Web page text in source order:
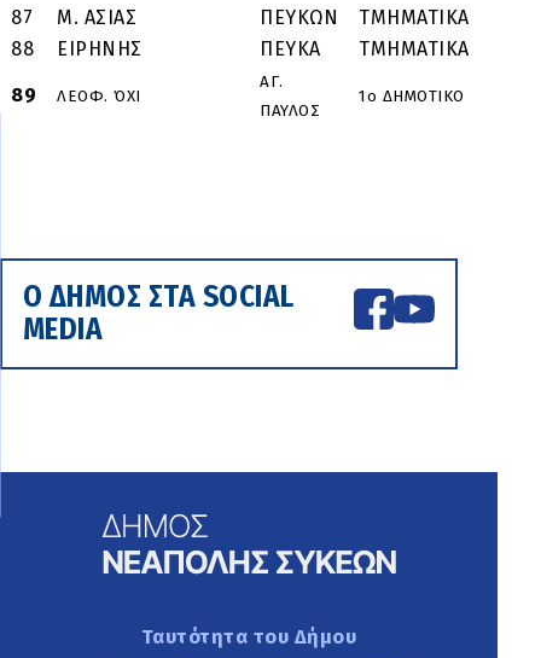
87
Μ. ΑΣΙΑΣ ΠΕΥΚΩΝ
TMHMATIKA
88
ΕΙΡΗΝΗΣ ΠΕΥΚΑ
TMHMATIKA
89
ΛΕΟΦ. ΌΧΙ
ΑΓ.
ΠΑΥΛΟΣ
1ο ΔΗΜΟΤΙΚΟ
Ο ΔΗΜΟΣ ΣΤΑ SOCIAL
MEDIA
Ταυτότητα του Δήμου